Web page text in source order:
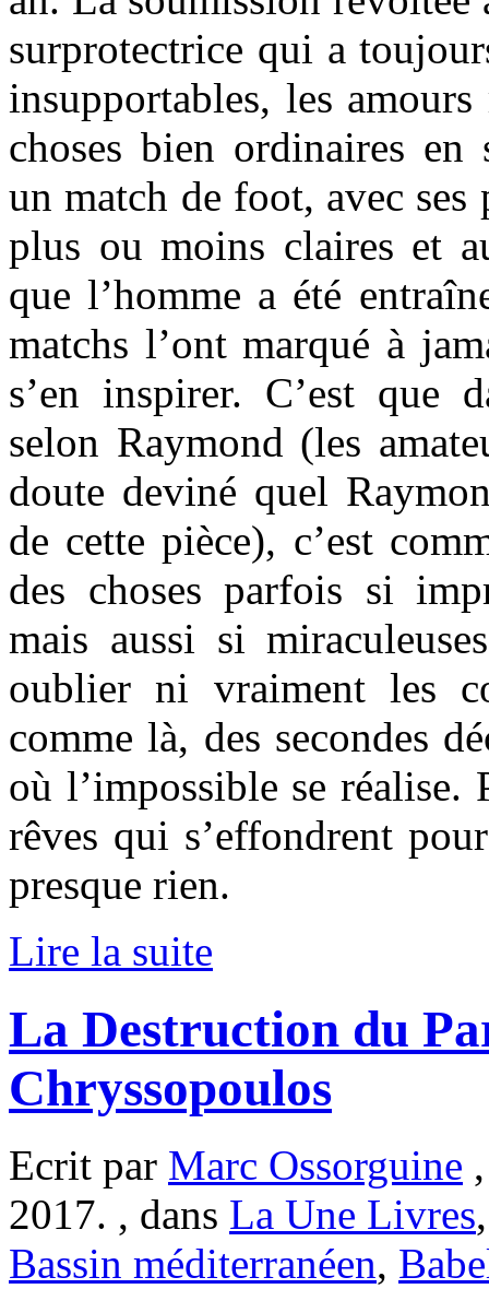
surprotectrice qui a
insupportables, les
choses bien ordinaires
un match de foot, avec ses
plus ou moins claires et
que l’homme a été
matchs l’ont marqué à
s’en inspirer. C’est que
selon Raymond (les
doute deviné quel
de cette pièce), c’est
des choses parfois si
mais aussi si
oublier ni vraiment les
comme là, des secondes
où l’impossible se réalise.
rêves qui s’effondrent
presque rien.
Lire la suite
La Destruction du
Chryssopoulos
Ecrit par Marc Ossorguine
2017. , dans La Une Livres
Bassin méditerranéen,